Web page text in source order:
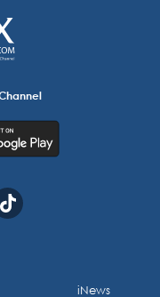
iNews